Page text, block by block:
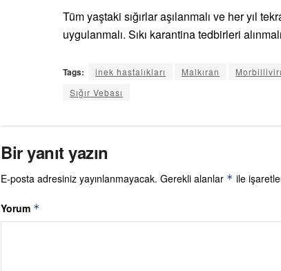
Tüm yaştaki sığırlar aşılanmalı ve her yıl
uygulanmalı. Sıkı karantina tedbirleri
Tags: inek hastalıkları Malkıran
Sığır Vebası
Bir yanıt yazın
E-posta adresiniz yayınlanmayacak. Gerekli alanlar * ile
Yorum *